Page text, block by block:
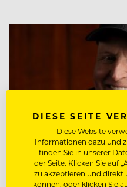
DIESE SEITE
Diese Website
Informationen dazu und
finden Sie in unserer
der Seite. Klicken Sie auf
zu akzeptieren und direkt
können, oder klicken Sie